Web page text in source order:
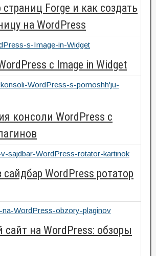
страниц Forge и как создать
на WordPress
с Image in Widget
консоли WordPress с
WordPress ротатор
на WordPress: обзоры